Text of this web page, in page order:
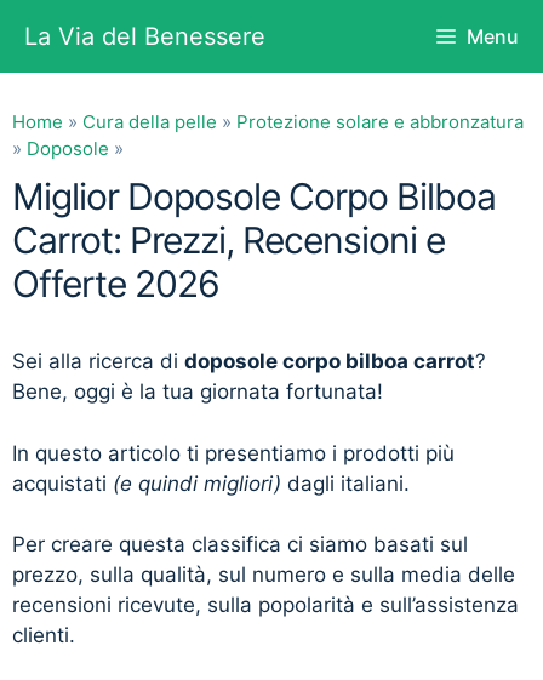
contenuto
La Via del Benessere Menu
Home » Cura della pelle » Protezione solare e abbronzatura
» Doposole »
Miglior Doposole Corpo Bilboa
Carrot: Prezzi, Recensioni e
Offerte 2026
Sei alla ricerca di doposole corpo bilboa carrot?
Bene, oggi è la tua giornata fortunata!
In questo articolo ti presentiamo i prodotti più
acquistati (e quindi migliori) dagli italiani.
Per creare questa classifica ci siamo basati sul
prezzo, sulla qualità, sul numero e sulla media delle
recensioni ricevute, sulla popolarità e sull’assistenza
clienti.